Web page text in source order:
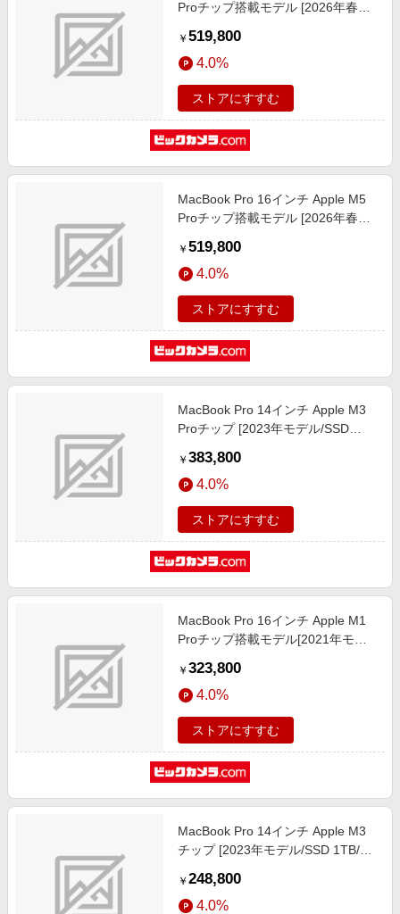
Proチップ搭載モデル [2026年春モ
CPUと16コアGPU] スペースブラッ
ク MJLW4J/A
￥ 519,800
4.0%
ストアにすすむ
MacBook Pro 16インチ Apple M5
Proチップ搭載モデル [2026年春モ
CPUと20コアGPU] スペースブラッ
ク MGEA4J/A
￥ 519,800
4.0%
ストアにすすむ
MacBook Pro 14インチ Apple M3
Proチップ [2023年モデル/SSD
コアGPU] スペースブラック
MRX43J/A
￥ 383,800
4.0%
ストアにすすむ
MacBook Pro 16インチ Apple M1
Proチップ搭載モデル[2021年モデ
CPUと16コアGPU ]シルバー
MK1F3J/A
￥ 323,800
4.0%
ストアにすすむ
MacBook Pro 14インチ Apple M3
チップ [2023年モデル/SSD 1TB/メ
シルバー MR7K3J/A
￥ 248,800
4.0%